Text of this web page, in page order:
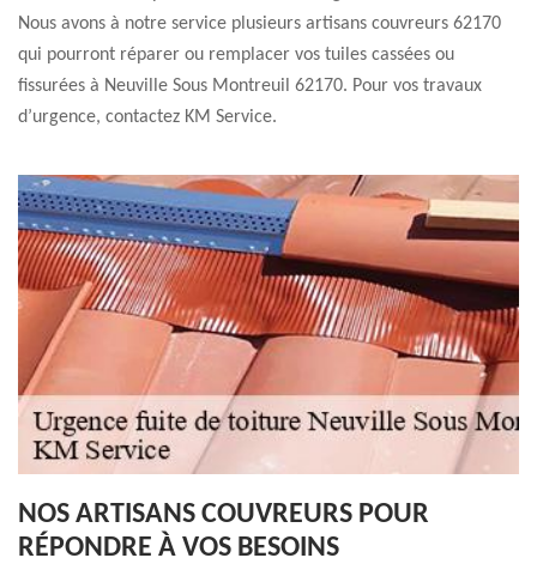
Nous avons à notre service plusieurs artisans couvreurs 62170
qui pourront réparer ou remplacer vos tuiles cassées ou
fissurées à Neuville Sous Montreuil 62170. Pour vos travaux
d’urgence, contactez KM Service.
NOS ARTISANS COUVREURS POUR
RÉPONDRE À VOS BESOINS